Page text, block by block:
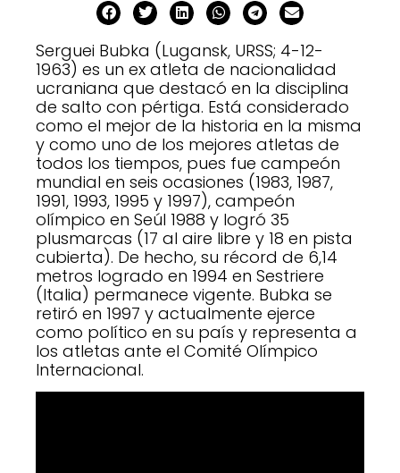
Serguei Bubka (Lugansk, URSS; 4-12-
1963) es un ex atleta de nacionalidad
ucraniana que destacó en la disciplina
de salto con pértiga. Está considerado
como el mejor de la historia en la misma
y como uno de los mejores atletas de
todos los tiempos, pues fue campeón
mundial en seis ocasiones (1983, 1987,
1991, 1993, 1995 y 1997), campeón
olímpico en Seúl 1988 y logró 35
plusmarcas (17 al aire libre y 18 en pista
cubierta). De hecho, su récord de 6,14
metros logrado en 1994 en Sestriere
(Italia) permanece vigente. Bubka se
retiró en 1997 y actualmente ejerce
como político en su país y representa a
los atletas ante el Comité Olímpico
Internacional.